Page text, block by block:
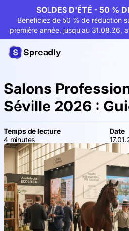
SOLDES D'ÉTÉ - 50 %
Bénéficiez de 50 % de réduction
première année, jusqu'au 31.08.26,
Spreadly
Salons
Séville 2026 :
Temps de lecture
4 minutes
Date